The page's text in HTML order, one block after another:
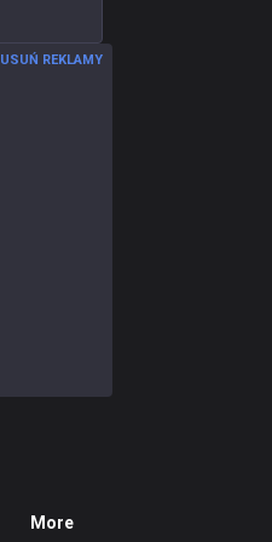
USUŃ REKLAMY
More